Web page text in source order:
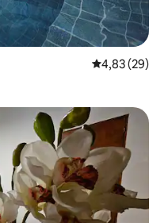
Gemiddelde
4,83 (29)